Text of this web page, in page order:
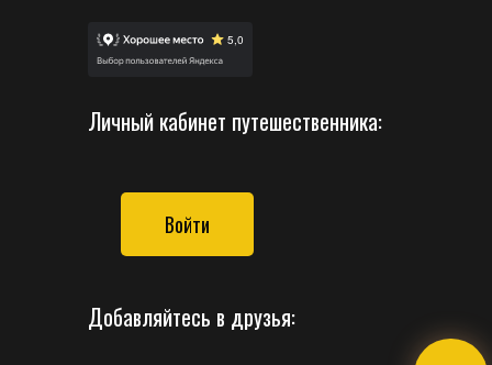
Личный кабинет путешественника:
Войти
Добавляйтесь в друзья: